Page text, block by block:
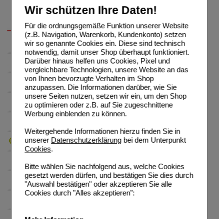
Wir schützen Ihre Daten!
Für die ordnungsgemäße Funktion unserer Website
(z.B. Navigation, Warenkorb, Kundenkonto) setzen
wir so genannte Cookies ein. Diese sind technisch
notwendig, damit unser Shop überhaupt funktioniert.
Darüber hinaus helfen uns Cookies, Pixel und
vergleichbare Technologien, unsere Website an das
von Ihnen bevorzugte Verhalten im Shop
anzupassen. Die Informationen darüber, wie Sie
unsere Seiten nutzen, setzen wir ein, um den Shop
zu optimieren oder z.B. auf Sie zugeschnittene
Werbung einblenden zu können.
Weitergehende Informationen hierzu finden Sie in
unserer Datenschutzerklärungbei dem Unterpunkt
Cookies.
Bitte wählen Sie nachfolgend aus, welche Cookies
gesetzt werden dürfen, und bestätigen Sie dies durch
"Auswahl bestätigen" oder akzeptieren Sie alle
Cookies durch "Alles akzeptieren":